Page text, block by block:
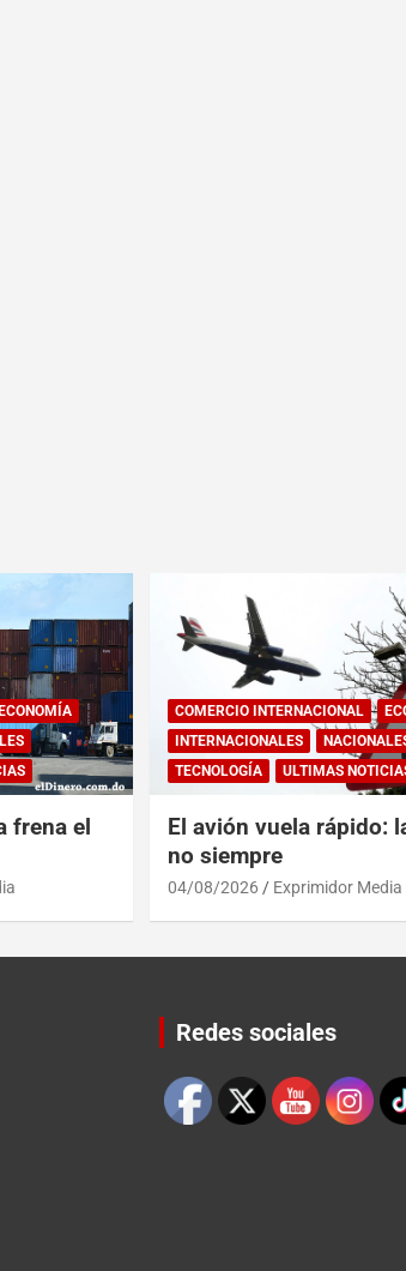
ECONOMÍA
frena el
COMERCIO INTERNACIONAL
INTERNACIONALES
TECNOLOGÍA
ULTIMAS
El avión vuela rápido:
no siempre
04/08/2026 Exprimidor Media
Redes sociales
Set Youtube Channel ID